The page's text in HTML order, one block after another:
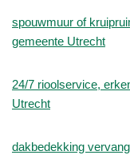
spouwmuur of
gemeente Utrecht
24/7 rioolservice,
Utrecht
dakbedekking